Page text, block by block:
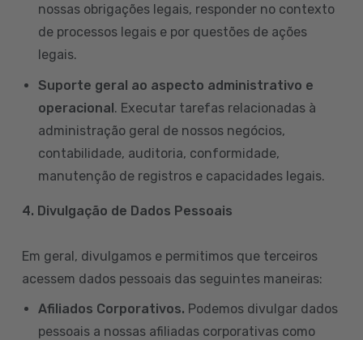
nossas obrigações legais, responder no contexto
de processos legais e por questões de ações
legais.
Suporte geral ao aspecto administrativo e
operacional. Executar tarefas relacionadas à
administração geral de nossos negócios,
contabilidade, auditoria, conformidade,
manutenção de registros e capacidades legais.
4. Divulgação de Dados Pessoais
Em geral, divulgamos e permitimos que terceiros
acessem dados pessoais das seguintes maneiras:
Afiliados Corporativos. Podemos divulgar dados
pessoais a nossas afiliadas corporativas como